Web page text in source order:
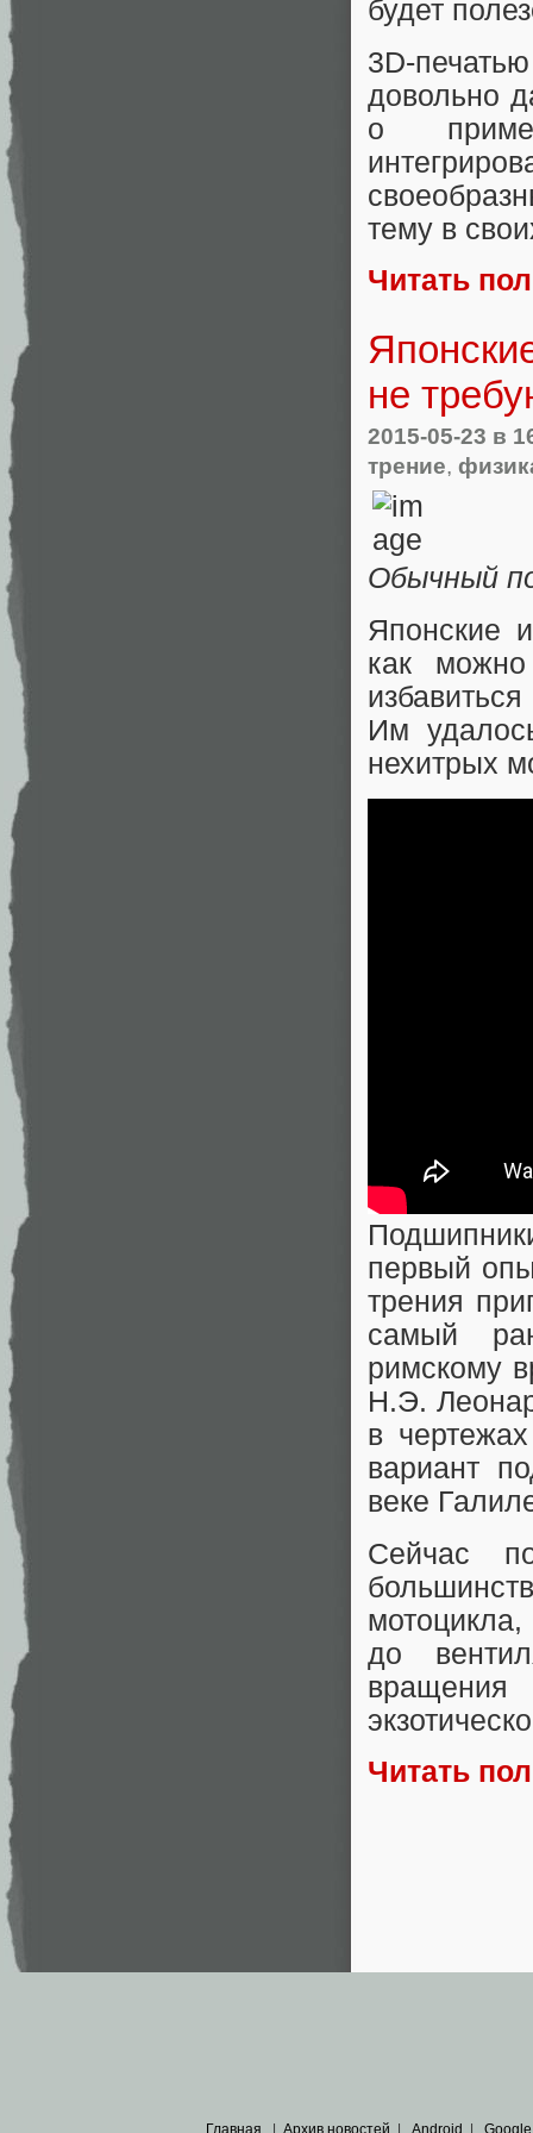
будет
3D-
довольно
о
тему в
Читать
не
2015-05-23 в
трение,
Обычный
Японские
как
Им
нехитрых
первый
трения
самый
римскому
Н.Э.
в
вариант
веке
Сейчас
мотоцикла,
до
Читать
Главная | Архив новостей | Android | Google